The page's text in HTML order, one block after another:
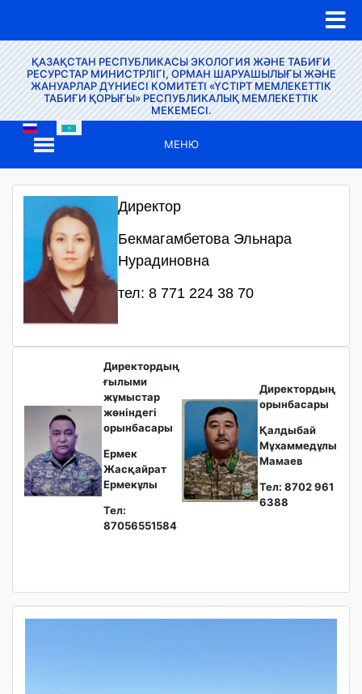
ҚАЗАҚСТАН РЕСПУБЛИКАСЫ ЭКОЛОГИЯ ЖӘНЕ ТАБИҒИ
РЕСУРСТАР МИНИСТРЛІГІ, ОРМАН ШАРУАШЫЛЫҒЫ ЖӘНЕ
ЖАНУАРЛАР ДҮНИЕСІ КОМИТЕТІ «ҮСТІРТ МЕМЛЕКЕТТІК
ТАБИҒИ ҚОРЫҒЫ» РЕСПУБЛИКАЛЫҚ МЕМЛЕКЕТТІК
МЕКЕМЕСІ.
МЕНЮ
Директор
Бекмагамбетова Эльнара
Нурадиновна
тел: 8 771 224 38 70
Директордың
ғылыми
жұмыстар
жөніндегі
орынбасары
Ермек
Жасқайрат
Ермекұлы
Тел:
87056551584
Директордың
орынбасары
Қалдыбай
Мұхаммедұлы
Мамаев
Тел: 8702 961
6388